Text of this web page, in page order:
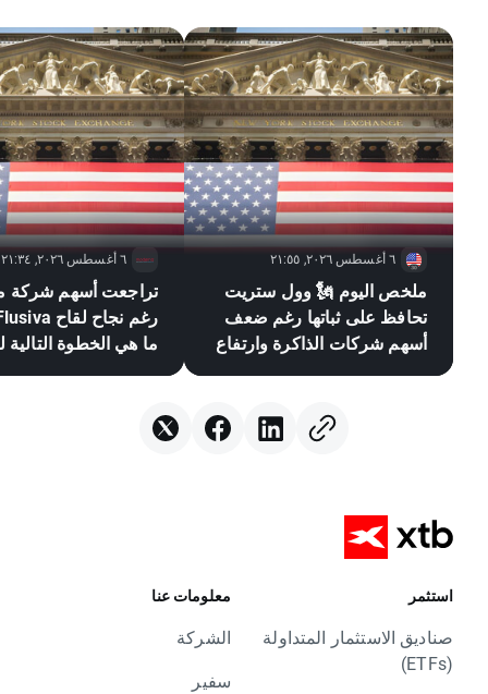
٦ أغسطس ٢٠٢٦, ٢١:٥٥
ملخص اليوم 🗽 وول ستريت
تحافظ على ثباتها رغم ضعف
أسهم شركات الذاكرة وارتفاع
٦ أغسطس ٢٠٢٦, ٢١:٣٤
تراجعت أسهم شركة
ما هي الخطوة التالية
استثمر
صناديق الاستثمار المتداولة
(ETFs)
معلومات عنا
الشركة
سفير